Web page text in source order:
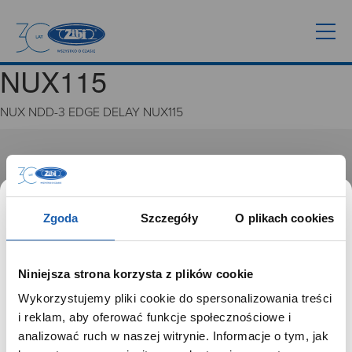
Zgoda Szczegóły O plikach cookies
Niniejsza strona korzysta z plików cookie
Wykorzystujemy pliki cookie do spersonalizowania treści
i reklam, aby oferować funkcje społecznościowe i
analizować ruch w naszej witrynie. Informacje o tym, jak
NUX115
NUX NDD-3 EDGE DELAY NUX115
GRUPA ZIBI
Historia
Misja, wizja i wartości Grupy Zibi
Ważne daty
Zgoda na ciasteczka
PRODUKTY
Zegarki
SZANOWNY UŻYTKOWNIKU,
SZANOWNA UŻYTKOWNICZKO